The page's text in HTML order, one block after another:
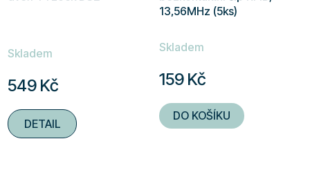
Skladem
549 Kč
DETAIL
13,56MHz (5ks)
hodnocení
produktu
je
5,0
z
Skladem
159 Kč
DO KOŠÍKU